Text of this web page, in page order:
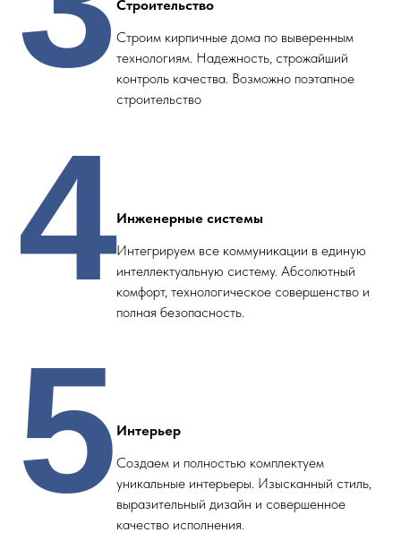
Строительство
Строим кирпичные дома по выверенным
технологиям. Надежность, строжайший
контроль качества. Возможно поэтапное
строительство
Инженерные системы
Интегрируем все коммуникации в единую
интеллектуальную систему. Абсолютный
комфорт, технологическое совершенство и
полная безопасность.
4
Интерьер
Создаем и полностью комплектуем
уникальные интерьеры. Изысканный стиль,
выразительный дизайн и совершенное
качество исполнения.
5